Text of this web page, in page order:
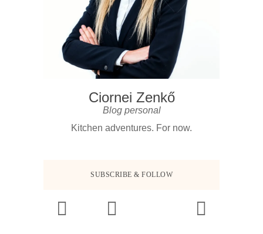
Ciornei Zenkő
Blog personal
Kitchen adventures. For now.
SUBSCRIBE & FOLLOW